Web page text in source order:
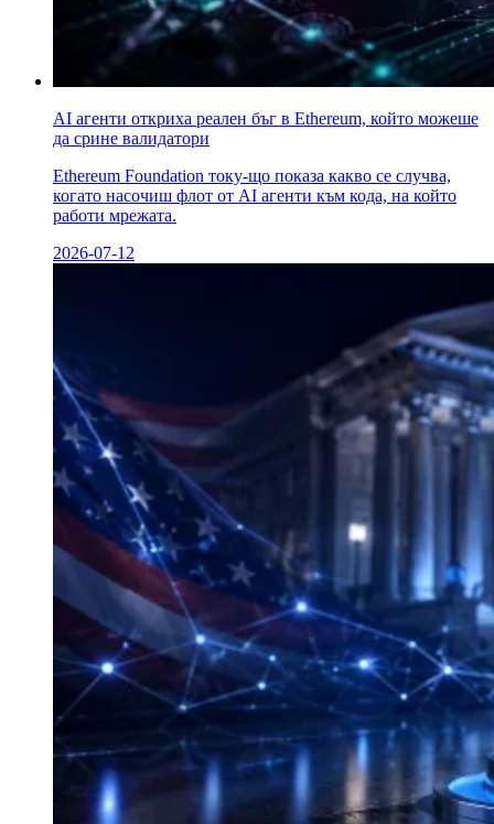
AI агенти откриха реален бъг в Ethereum, който можеше
да сринe валидатори
Ethereum Foundation току-що показа какво се случва,
когато насочиш флот от AI агенти към кода, на който
работи мрежата.
2026-07-12